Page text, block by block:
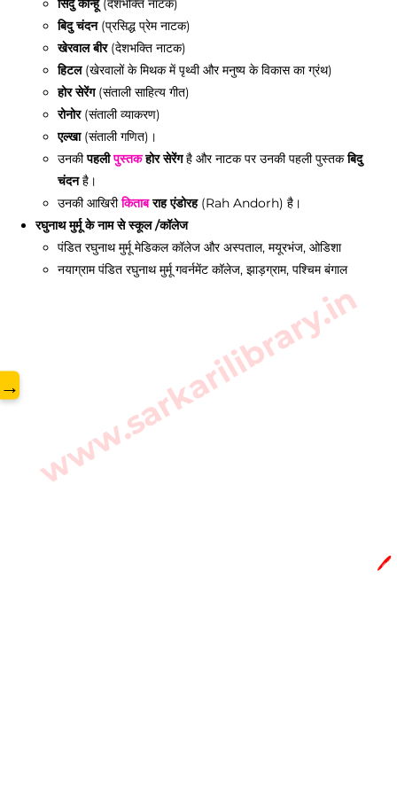
सिदु कान्हू(देशभक्ति नाटक)
बिदु चंदन(प्रसिद्ध प्रेम नाटक)
खेरवाल बीर(देशभक्ति नाटक)
हिटल(खेरवालों के मिथक में पृथ्वी और मनुष्य के विकास का ग्रंथ)
होर सेरेंग(संताली साहित्य गीत)
रोनोर(संताली व्याकरण)
एल्खा(संताली गणित)।
उनकीपहलीपुस्तकहोर सेरेंगहै और नाटक पर उनकी पहली पुस्तकबिदु
चंदनहै।
उनकी आखिरीकिताब राह एंडोरह(Rah Andorh) है।
रघुनाथ मुर्मू के नाम से स्कूल /कॉलेज
पंडित रघुनाथ मुर्मू मेडिकल कॉलेज और अस्पताल, मयूरभंज, ओडिशा
नयाग्राम पंडित रघुनाथ मुर्मू गवर्नमेंट कॉलेज, झाड़ग्राम, पश्चिम बंगाल
www.sarkarilibrary.in
→
🖊️